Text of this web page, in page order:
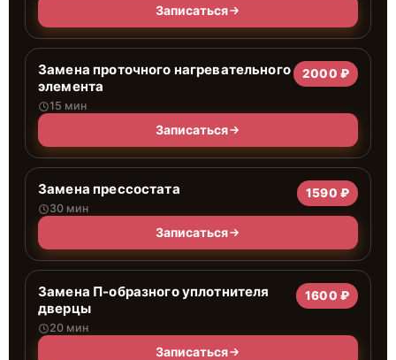
Записаться
Замена проточного нагревательного
элемента
15 мин
2000 ₽
Записаться
Замена прессостата
30 мин
1590 ₽
Записаться
Замена П-образного уплотнителя
дверцы
20 мин
1600 ₽
Записаться